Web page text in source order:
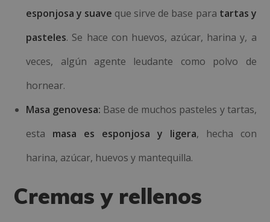
esponjosa y suave que sirve de base para tartas y
pasteles. Se hace con huevos, azúcar, harina y, a
veces, algún agente leudante como polvo de
hornear.
Masa genovesa: Base de muchos pasteles y tartas,
esta masa es esponjosa y ligera, hecha con
harina, azúcar, huevos y mantequilla.
Cremas y rellenos